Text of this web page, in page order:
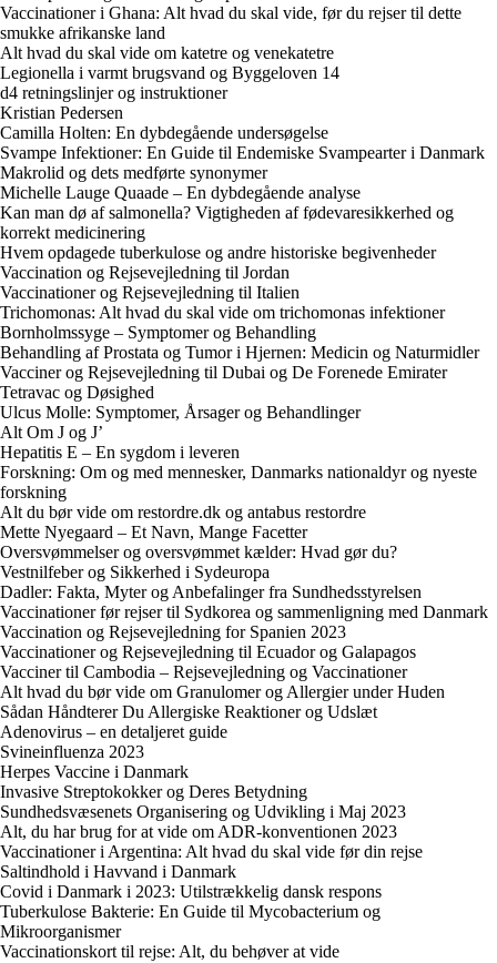
Vaccinationer i Ghana: Alt hvad du skal vide, før du rejser til dette
smukke afrikanske land
Alt hvad du skal vide om katetre og venekatetre
Legionella i varmt brugsvand og Byggeloven 14
d4 retningslinjer og instruktioner
Kristian Pedersen
Camilla Holten: En dybdegående undersøgelse
Svampe Infektioner: En Guide til Endemiske Svampearter i Danmark
Makrolid og dets medførte synonymer
Michelle Lauge Quaade – En dybdegående analyse
Kan man dø af salmonella? Vigtigheden af fødevaresikkerhed og
korrekt medicinering
Hvem opdagede tuberkulose og andre historiske begivenheder
Vaccination og Rejsevejledning til Jordan
Vaccinationer og Rejsevejledning til Italien
Trichomonas: Alt hvad du skal vide om trichomonas infektioner
Bornholmssyge – Symptomer og Behandling
Behandling af Prostata og Tumor i Hjernen: Medicin og Naturmidler
Vacciner og Rejsevejledning til Dubai og De Forenede Emirater
Tetravac og Døsighed
Ulcus Molle: Symptomer, Årsager og Behandlinger
Alt Om J og J’
Hepatitis E – En sygdom i leveren
Forskning: Om og med mennesker, Danmarks nationaldyr og nyeste
forskning
Alt du bør vide om restordre.dk og antabus restordre
Mette Nyegaard – Et Navn, Mange Facetter
Oversvømmelser og oversvømmet kælder: Hvad gør du?
Vestnilfeber og Sikkerhed i Sydeuropa
Dadler: Fakta, Myter og Anbefalinger fra Sundhedsstyrelsen
Vaccinationer før rejser til Sydkorea og sammenligning med Danmark
Vaccination og Rejsevejledning for Spanien 2023
Vaccinationer og Rejsevejledning til Ecuador og Galapagos
Vacciner til Cambodia – Rejsevejledning og Vaccinationer
Alt hvad du bør vide om Granulomer og Allergier under Huden
Sådan Håndterer Du Allergiske Reaktioner og Udslæt
Adenovirus – en detaljeret guide
Svineinfluenza 2023
Herpes Vaccine i Danmark
Invasive Streptokokker og Deres Betydning
Sundhedsvæsenets Organisering og Udvikling i Maj 2023
Alt, du har brug for at vide om ADR-konventionen 2023
Vaccinationer i Argentina: Alt hvad du skal vide før din rejse
Saltindhold i Havvand i Danmark
Covid i Danmark i 2023: Utilstrækkelig dansk respons
Tuberkulose Bakterie: En Guide til Mycobacterium og
Mikroorganismer
Vaccinationskort til rejse: Alt, du behøver at vide